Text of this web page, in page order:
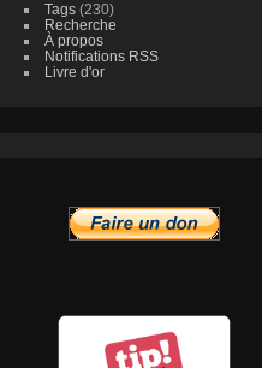
Tags(230)
Recherche
À propos
Notifications RSS
Livre d'or